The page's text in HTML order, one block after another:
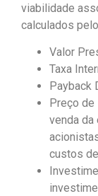
viabilidade
calculados
Valor
Taxa
Payback
Preço
venda da
custos